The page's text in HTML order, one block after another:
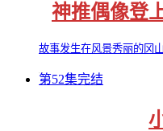
神推偶像登
故事发生在风景秀丽的冈山
第52集完结